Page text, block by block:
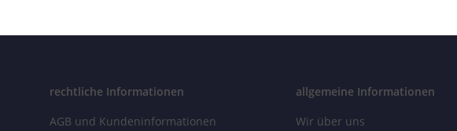
rechtliche Informationen
AGB und Kundeninformationen
allgemeine Informationen
Wir über uns